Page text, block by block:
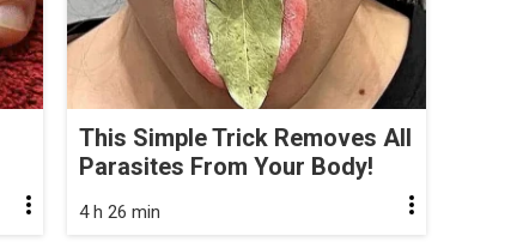
This Simple Trick Removes All
Parasites From Your Body!
4 h 26 min